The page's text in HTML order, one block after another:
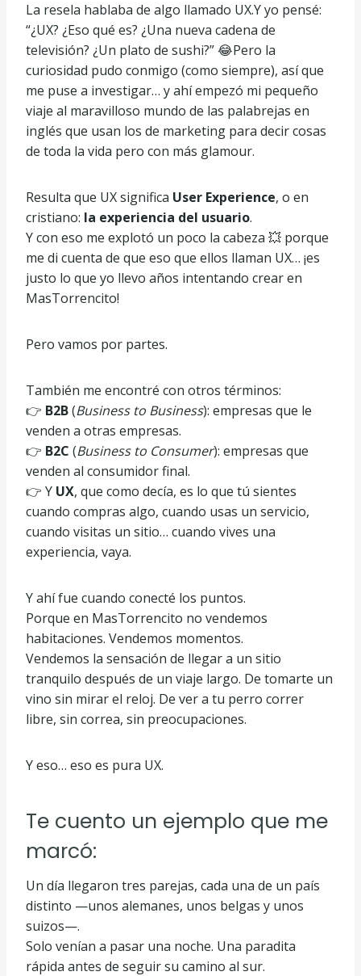
La resela hablaba de algo llamado UX.Y yo pensé:
“¿UX? ¿Eso qué es? ¿Una nueva cadena de
televisión? ¿Un plato de sushi?” 😂Pero la
curiosidad pudo conmigo (como siempre), así que
me puse a investigar… y ahí empezó mi pequeño
viaje al maravilloso mundo de las palabrejas en
inglés que usan los de marketing para decir cosas
de toda la vida pero con más glamour.
Resulta que UX significa User Experience, o en
cristiano: la experiencia del usuario.
Y con eso me explotó un poco la cabeza 💥 porque
me di cuenta de que eso que ellos llaman UX… ¡es
justo lo que yo llevo años intentando crear en
MasTorrencito!
Pero vamos por partes.
También me encontré con otros términos:
👉 B2B(Business to Business): empresas que le
venden a otras empresas.
👉 B2C (Business to Consumer): empresas que
venden al consumidor final.
👉 Y UX, que como decía, es lo que tú sientes
cuando compras algo, cuando usas un servicio,
cuando visitas un sitio… cuando vives una
experiencia, vaya.
Y ahí fue cuando conecté los puntos.
Porque en MasTorrencito no vendemos
habitaciones. Vendemos momentos.
Vendemos la sensación de llegar a un sitio
tranquilo después de un viaje largo. De tomarte un
vino sin mirar el reloj. De ver a tu perro correr
libre, sin correa, sin preocupaciones.
Y eso… eso es pura UX.
Te cuento un ejemplo que me
marcó:
Un día llegaron tres parejas, cada una de un país
distinto —unos alemanes, unos belgas y unos
suizos—.
Solo venían a pasar una noche. Una paradita
rápida antes de seguir su camino al sur.